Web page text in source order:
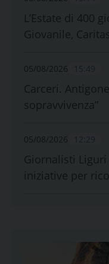
L’Estate di 400
Giovanile,
05/08/2026
Carceri.
sopravvivenza”
05/08/2026
Giornalisti
iniziative per